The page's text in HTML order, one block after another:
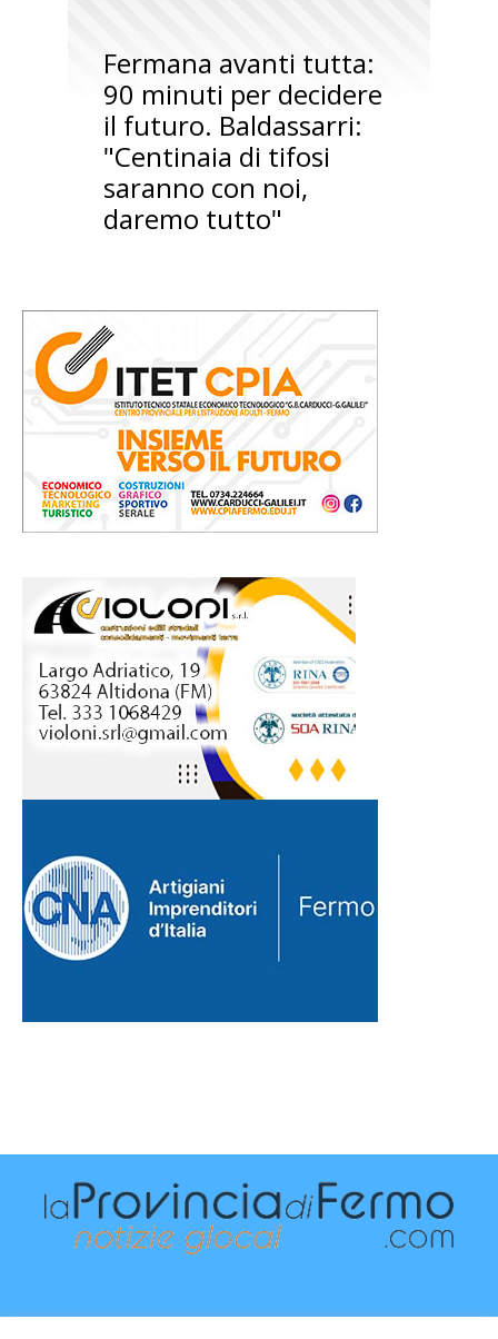
Fermana avanti tutta:
90 minuti per decidere
il futuro. Baldassarri:
"Centinaia di tifosi
saranno con noi,
daremo tutto"